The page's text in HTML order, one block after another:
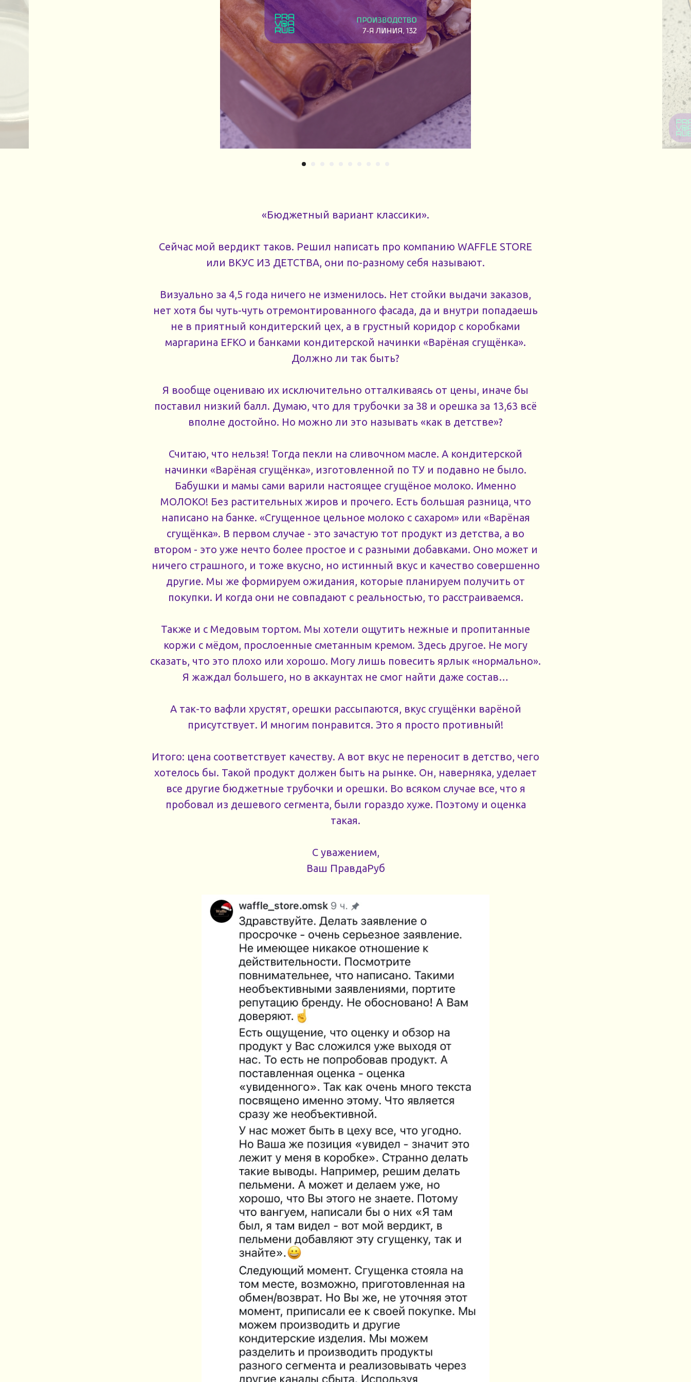
«Бюджетный вариант классики».
Сейчас мой вердикт таков. Решил написать про компанию WAFFLE STORE
или ВКУС ИЗ ДЕТСТВА, они по-разному себя называют.
Визуально за 4,5 года ничего не изменилось. Нет стойки выдачи заказов,
нет хотя бы чуть-чуть отремонтированного фасада, да и внутри попадаешь
не в приятный кондитерский цех, а в грустный коридор с коробками
маргарина EFKO и банками кондитерской начинки «Варёная сгущёнка».
Должно ли так быть?
Я вообще оцениваю их исключительно отталкиваясь от цены, иначе бы
поставил низкий балл. Думаю, что для трубочки за 38 и орешка за 13,63 всё
вполне достойно. Но можно ли это называть «как в детстве»?
Считаю, что нельзя! Тогда пекли на сливочном масле. А кондитерской
начинки «Варёная сгущёнка», изготовленной по ТУ и подавно не было.
Бабушки и мамы сами варили настоящее сгущёное молоко. Именно
МОЛОКО! Без растительных жиров и прочего. Есть большая разница, что
написано на банке. «Сгущенное цельное молоко с сахаром» или «Варёная
сгущёнка». В первом случае - это зачастую тот продукт из детства, а во
втором - это уже нечто более простое и с разными добавками. Оно может и
ничего страшного, и тоже вкусно, но истинный вкус и качество совершенно
другие. Мы же формируем ожидания, которые планируем получить от
покупки. И когда они не совпадают с реальностью, то расстраиваемся.
Также и с Медовым тортом. Мы хотели ощутить нежные и пропитанные
коржи с мёдом, прослоенные сметанным кремом. Здесь другое. Не могу
сказать, что это плохо или хорошо. Могу лишь повесить ярлык «нормально».
Я жаждал большего, но в аккаунтах не смог найти даже состав…
А так-то вафли хрустят, орешки рассыпаются, вкус сгущёнки варёной
присутствует. И многим понравится. Это я просто противный!
Итого: цена соответствует качеству. А вот вкус не переносит в детство, чего
хотелось бы. Такой продукт должен быть на рынке. Он, наверняка, уделает
все другие бюджетные трубочки и орешки. Во всяком случае все, что я
пробовал из дешевого сегмента, были гораздо хуже. Поэтому и оценка
такая.
С уважением,
Ваш ПравдаРуб